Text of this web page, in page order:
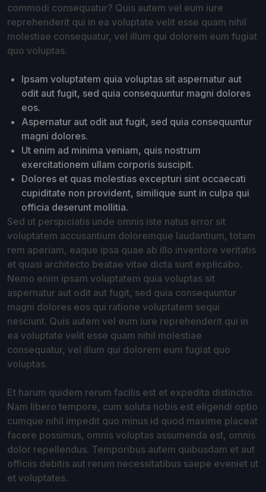
commodi consequatur? Quis autem vel eum iure
reprehenderit qui in ea voluptate velit esse quam nihil
molestiae consequatur, vel illum qui dolorem eum fugiat
quo voluptas.
Ipsam voluptatem quia voluptas sit aspernatur aut
odit aut fugit, sed quia consequuntur magni dolores
eos.
Aspernatur aut odit aut fugit, sed quia consequuntur
magni dolores.
Ut enim ad minima veniam, quis nostrum
exercitationem ullam corporis suscipit.
Dolores et quas molestias excepturi sint occaecati
cupiditate non provident, similique sunt in culpa qui
officia deserunt mollitia.
Sed ut perspiciatis unde omnis iste natus error sit
voluptatem accusantium doloremque laudantium, totam
rem aperiam, eaque ipsa quae ab illo inventore veritatis
et quasi architecto beatae vitae dicta sunt explicabo.
Nemo enim ipsam voluptatem quia voluptas sit
aspernatur aut odit aut fugit, sed quia consequuntur
magni dolores eos qui ratione voluptatem sequi
nesciunt. Quis autem vel eum iure reprehenderit qui in
ea voluptate velit esse quam nihil molestiae
consequatur, vel illum qui dolorem eum fugiat quo
voluptas.
Et harum quidem rerum facilis est et expedita distinctio.
Nam libero tempore, cum soluta nobis est eligendi optio
cumque nihil impedit quo minus id quod maxime placeat
facere possimus, omnis voluptas assumenda est, omnis
dolor repellendus. Temporibus autem quibusdam et aut
officiis debitis aut rerum necessitatibus saepe eveniet ut
et voluptates.